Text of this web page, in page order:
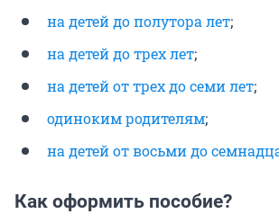
на детей до полутора лет;
на детей до трех лет;
на детей от трех до семи лет;
одиноким родителям;
на детей от восьми до
Как оформить пособие?